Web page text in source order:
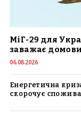
МіГ-29 для
заважає
06.08.2026
Енергетична
скорочує